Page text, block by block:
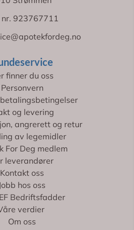
nr. 923767711
finner du oss
Personvern
og levering
angrerett og retur
av legemidler
For Deg medlem
leverandører
Kontakt oss
Jobb hos oss
Bedriftsfadder
verdier
Om oss